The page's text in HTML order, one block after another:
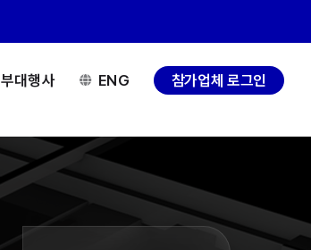
부대행사 ENG 참가업체 로그인